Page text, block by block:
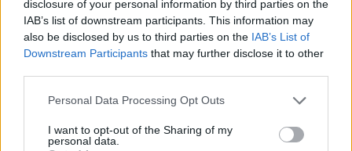
disclosure of your personal information by third parties on the
IAB’s list of downstream participants. This information may
also be disclosed by us to third parties on the IAB’s List of
Downstream Participants that may further disclose it to other
Personal Data Processing Opt Outs
I want to opt-out of the Sharing of my
personal data.
21 Aprile alle ore 06:50
·Ti stimo· Rispondi
Isotta:BuDell0DeTuMa non te la prendere,è
successo anche a me.e se mal "comune mezzo
gaudio"posso dire che tutti o quasi hanno ricevuto lo
stesso trattamentoti assicuro che ,aparte i memici, ti
vogliono tutti bene☕️🥐👋